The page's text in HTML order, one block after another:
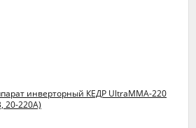
инверторный КЕДР UltraMMA-220
20-220А)